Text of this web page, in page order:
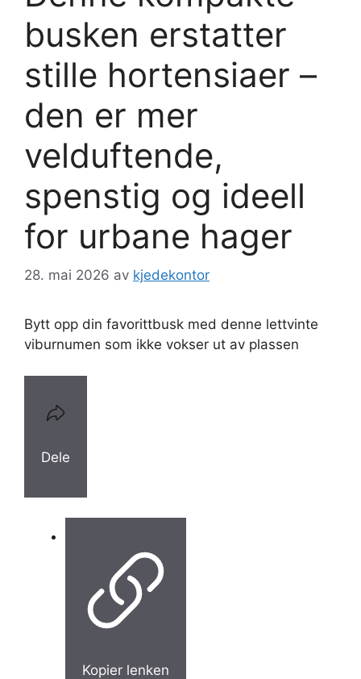
busken erstatter
stille hortensiaer –
den er mer
velduftende,
spenstig og ideell
for urbane hager
28. mai 2026 av kjedekontor
Bytt opp din favorittbusk med denne lettvinte
viburnumen som ikke vokser ut av plassen
Dele
Kopier lenken